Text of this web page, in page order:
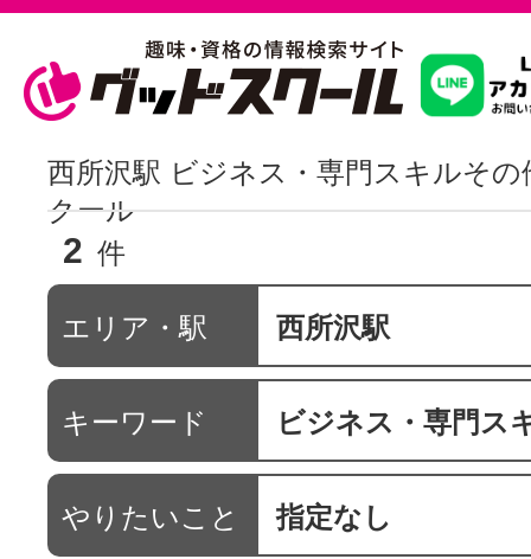
習いたいこ
駅・路線か
通信講座を
西所沢駅 ビジネス・専門スキルその
クール
2 件
エリア・駅 西所沢駅
キーワード ビジネス・専門ス
やりたいこと 指定なし